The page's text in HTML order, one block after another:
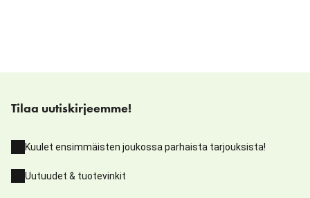
Tilaa uutiskirjeemme!
Kuulet ensimmäisten joukossa parhaista tarjouksista!
Uutuudet & tuotevinkit